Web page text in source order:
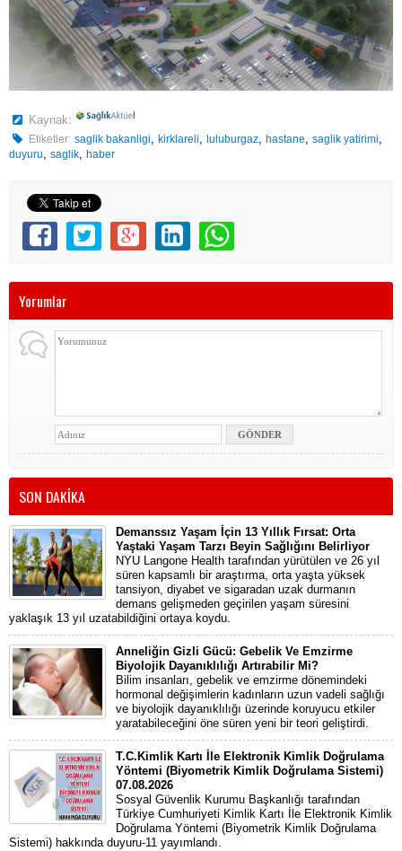
Kaynak:
Etiketler: saglik bakanligi,kirklareli, luluburgaz,hastane,saglik yatirimi,
duyuru, saglik, haber
Yorumlar
SON DAKİKA
Demanssız Yaşam İçin 13 Yıllık Fırsat: Orta
Yaştaki Yaşam Tarzı Beyin Sağlığını Belirliyor
NYU Langone Health tarafından yürütülen ve 26 yıl
süren kapsamlı bir araştırma, orta yaşta yüksek
tansiyon, diyabet ve sigaradan uzak durmanın
demans gelişmeden geçirilen yaşam süresini
yaklaşık 13 yıl uzatabildiğini ortaya koydu.
Anneliğin Gizli Gücü: Gebelik Ve Emzirme
Biyolojik Dayanıklılığı Artırabilir Mi?
Bilim insanları, gebelik ve emzirme dönemindeki
hormonal değişimlerin kadınların uzun vadeli sağlığı
ve biyolojik dayanıklılığı üzerinde koruyucu etkiler
yaratabileceğini öne süren yeni bir teori geliştirdi.
T.C.Kimlik Kartı İle Elektronik Kimlik Doğrulama
Yöntemi (Biyometrik Kimlik Doğrulama Sistemi)
07.08.2026
Sosyal Güvenlik Kurumu Başkanlığı tarafından
Türkiye Cumhuriyeti Kimlik Kartı İle Elektronik Kimlik
Doğrulama Yöntemi (Biyometrik Kimlik Doğrulama
Sistemi) hakkında duyuru-11 yayımlandı.